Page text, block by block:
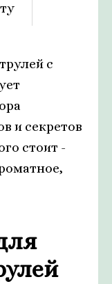
с
и секретов
стоит -